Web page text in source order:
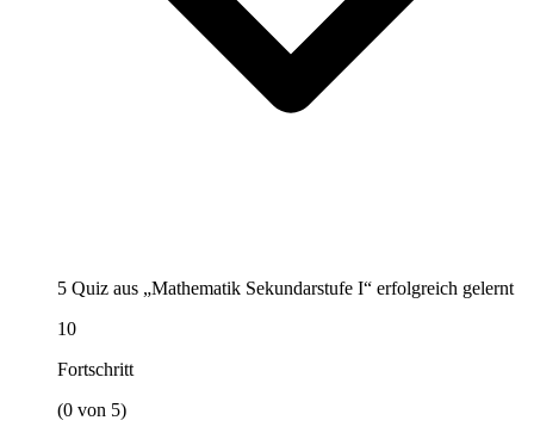
5 Quiz aus „Mathematik Sekundarstufe I“ erfolgreich gelernt
10
Fortschritt
(0 von 5)